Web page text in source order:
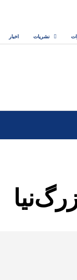
نشریات اخبار